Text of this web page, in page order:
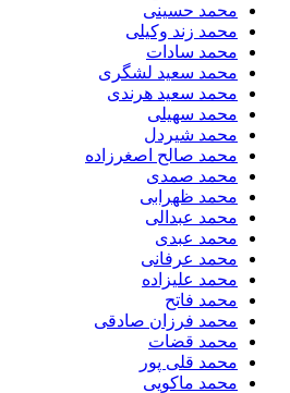
محمد حسینی
محمد زند وکیلی
محمد سادات
محمد سعید لشگری
محمد سعید هرندی
محمد سهیلی
​محمد شیردل
محمد صالح اصغرزاده
محمد صمدی
محمد ظهرابی
محمد عبدالی
محمد عبدی
محمد عرفانی
محمد علیزاده
محمد فاتح
محمد فرزان صادقی
محمد قضات
محمد قلی پور
محمد ماکویی